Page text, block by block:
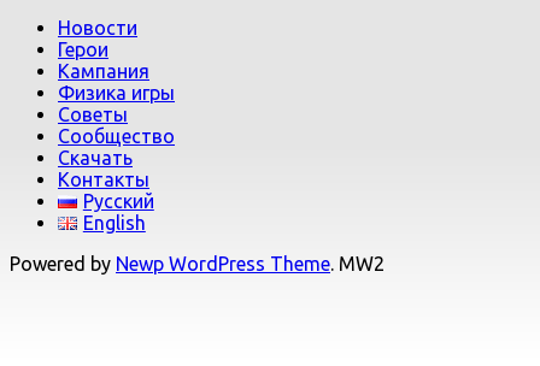
Новости
Герои
Кампания
Физика игры
Советы
Сообщество
Скачать
Контакты
Русский
English
Powered by Newp WordPress Theme. MW2